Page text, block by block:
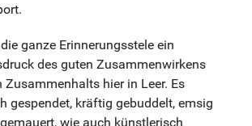
ganze Erinnerungsstele ein
des guten Zusammenwirkens
Zusammenhalts hier in Leer. Es
gespendet, kräftig gebuddelt, emsig
wie auch künstlerisch